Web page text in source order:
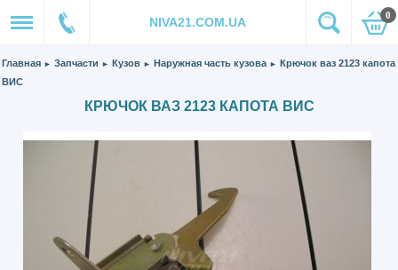
NIVA21.COM.UA 0
Главная ► Запчасти ► Кузов ► Наружная часть кузова ► Крючок ваз 2123 капота
ВИС
КРЮЧОК ВАЗ 2123 КАПОТА ВИС